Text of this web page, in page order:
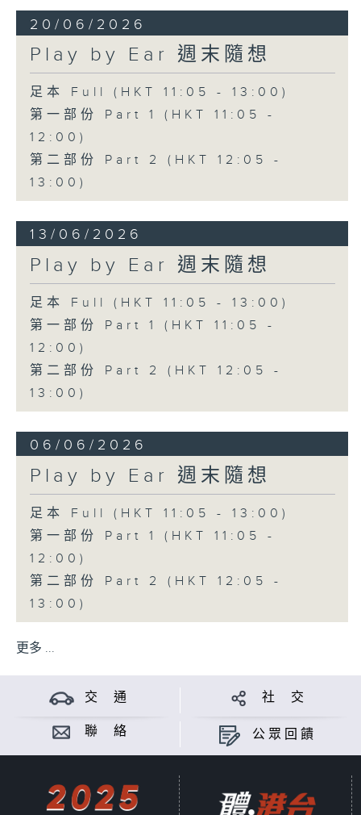
20/06/2026
Play by Ear 週末隨想
足本 Full (HKT 11:05 - 13:00)
第一部份 Part 1 (HKT 11:05 -
12:00)
第二部份 Part 2 (HKT 12:05 -
13:00)
13/06/2026
Play by Ear 週末隨想
足本 Full (HKT 11:05 - 13:00)
第一部份 Part 1 (HKT 11:05 -
12:00)
第二部份 Part 2 (HKT 12:05 -
13:00)
06/06/2026
Play by Ear 週末隨想
足本 Full (HKT 11:05 - 13:00)
第一部份 Part 1 (HKT 11:05 -
12:00)
第二部份 Part 2 (HKT 12:05 -
13:00)
更多 ...
交 通 社 交
聯 絡 公眾回饋